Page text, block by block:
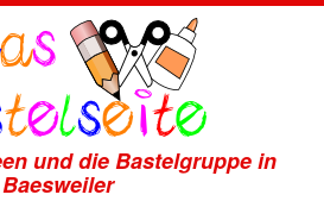
und die Bastelgruppe in
Baesweiler